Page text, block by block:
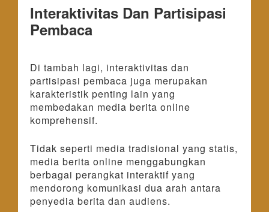
Interaktivitas Dan Partisipasi
Pembaca
Di tambah lagi, interaktivitas dan
partisipasi pembaca juga merupakan
karakteristik penting lain yang
membedakan media berita online
komprehensif.
Tidak seperti media tradisional yang statis,
media berita online menggabungkan
berbagai perangkat interaktif yang
mendorong komunikasi dua arah antara
penyedia berita dan audiens.